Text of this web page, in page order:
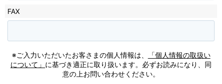
FAX
※ご入力いただいたお客さまの個人情報は、
「個人情報の取扱い
について」 に基づき適正に取り扱います。必ずお読みになり、同
意の上お問い合わせください。